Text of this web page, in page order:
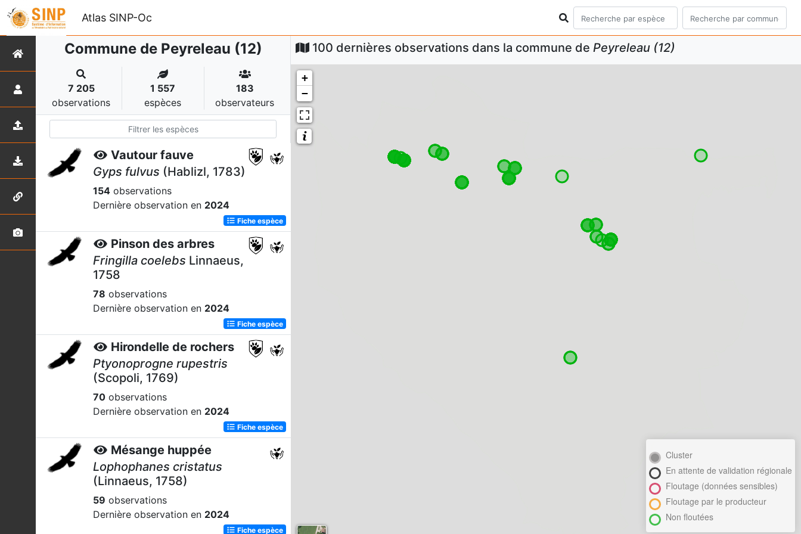
Atlas SINP-Oc
Commune de Peyreleau (12)
7 205
observations
1 557
espèces
183
observateurs
Vautour fauve
Gyps fulvus (Hablizl, 1783)
154 observations
Dernière observation en 2024
Fiche espèce
Pinson des arbres
Fringilla coelebs Linnaeus,
1758
78 observations
Dernière observation en 2024
Fiche espèce
Hirondelle de rochers
Ptyonoprogne rupestris
(Scopoli, 1769)
70 observations
Dernière observation en 2024
Fiche espèce
Mésange huppée
Lophophanes cristatus
(Linnaeus, 1758)
59 observations
Dernière observation en 2024
Fiche espèce
100 dernières observations dans la commune de Peyreleau (12)
+
−
Cluster
En attente de validation régionale
Floutage (données sensibles)
Floutage par le producteur
Non floutées